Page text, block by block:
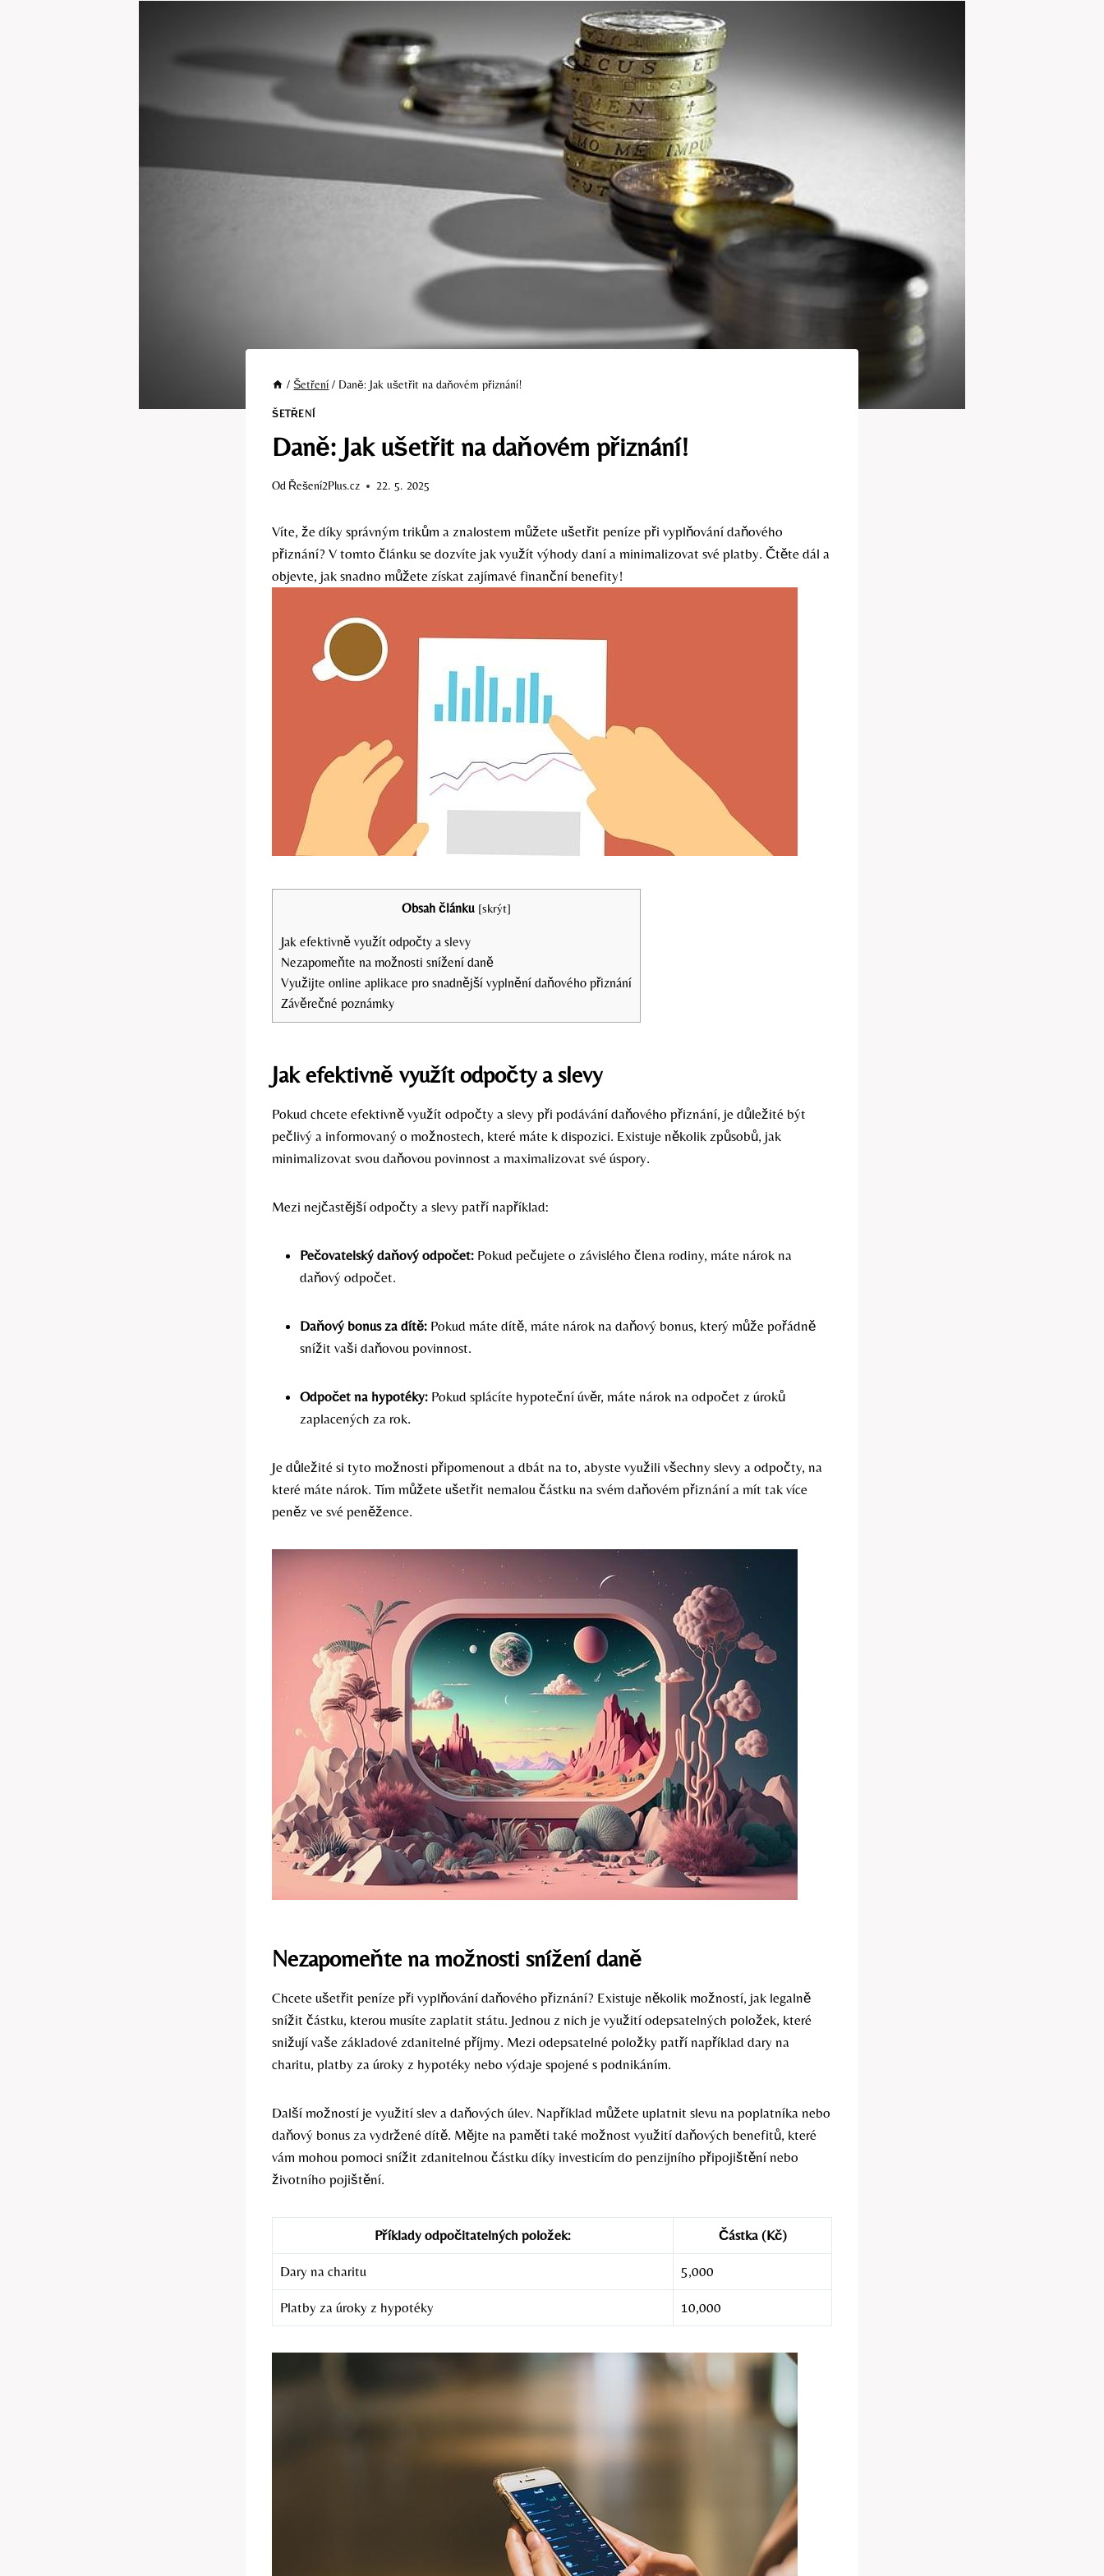
/ Šetření / Daně: Jak ušetřit na daňovém přiznání!
ŠETŘENÍ
Daně: Jak ušetřit na daňovém přiznání!
Od Řešení2Plus.cz 22. 5. 2025
Víte, že díky správným trikům a znalostem můžete ušetřit peníze při vyplňování daňového
přiznání? V tomto článku se dozvíte jak využít výhody daní a minimalizovat své platby. Čtěte dál a
objevte, jak snadno můžete získat zajímavé finanční benefity!
Obsah článku [skrýt]
Jak efektivně využít odpočty a slevy
Nezapomeňte na možnosti snížení daně
Využijte online aplikace pro snadnější vyplnění daňového přiznání
Závěrečné poznámky
Jak efektivně využít odpočty a slevy
Pokud chcete efektivně využít odpočty a slevy při podávání daňového přiznání, je důležité být
pečlivý a informovaný o možnostech, které máte k dispozici. Existuje několik způsobů, jak
minimalizovat svou daňovou povinnost a maximalizovat své úspory.
Mezi nejčastější odpočty a slevy patří například:
Pečovatelský daňový odpočet: Pokud pečujete o závislého člena rodiny, máte nárok na
daňový odpočet.
Daňový bonus za dítě: Pokud máte dítě, máte nárok na daňový bonus, který může pořádně
snížit vaši daňovou povinnost.
Odpočet na hypotéky: Pokud splácíte hypoteční úvěr, máte nárok na odpočet z úroků
zaplacených za rok.
Je důležité si tyto možnosti připomenout a dbát na to, abyste využili všechny slevy a odpočty, na
které máte nárok. Tím můžete ušetřit nemalou částku na svém daňovém přiznání a mít tak více
peněz ve své peněžence.
Nezapomeňte na možnosti snížení daně
Chcete ušetřit peníze při vyplňování daňového přiznání? Existuje několik možností, jak legalně
snížit částku, kterou musíte zaplatit státu. Jednou z nich je využití odepsatelných položek, které
snižují vaše základové zdanitelné příjmy. Mezi odepsatelné položky patří například dary na
charitu, platby za úroky z hypotéky nebo výdaje spojené s podnikáním.
Další možností je využití slev a daňových úlev. Například můžete uplatnit slevu na poplatníka nebo
daňový bonus za vydržené dítě. Mějte na paměti také možnost využití daňových benefitů, které
vám mohou pomoci snížit zdanitelnou částku díky investicím do penzijního připojištění nebo
životního pojištění.
Příklady odpočitatelných položek: Částka (Kč)
Dary na charitu 5,000
Platby za úroky z hypotéky 10,000